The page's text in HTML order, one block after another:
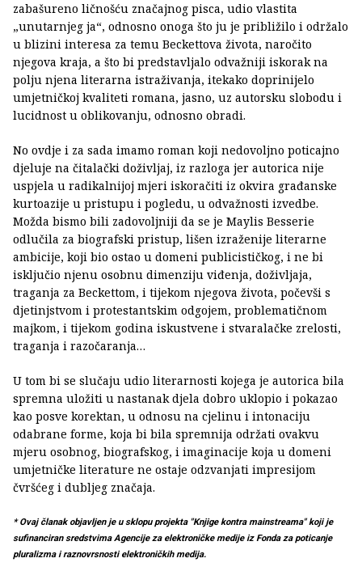
zabašureno ličnošću značajnog pisca, udio vlastita
„unutarnjeg ja“, odnosno onoga što ju je približilo i održalo
u blizini interesa za temu Beckettova života, naročito
njegova kraja, a što bi predstavljalo odvažniji iskorak na
polju njena literarna istraživanja, itekako doprinijelo
umjetničkoj kvaliteti romana, jasno, uz autorsku slobodu i
lucidnost u oblikovanju, odnosno obradi.
No ovdje i za sada imamo roman koji nedovoljno poticajno
djeluje na čitalački doživljaj, iz razloga jer autorica nije
uspjela u radikalnijoj mjeri iskoračiti iz okvira građanske
kurtoazije u pristupu i pogledu, u odvažnosti izvedbe.
Možda bismo bili zadovoljniji da se je Maylis Besserie
odlučila za biografski pristup, lišen izraženije literarne
ambicije, koji bio ostao u domeni publicističkog, i ne bi
isključio njenu osobnu dimenziju viđenja, doživljaja,
traganja za Beckettom, i tijekom njegova života, počevši s
djetinjstvom i protestantskim odgojem, problematičnom
majkom, i tijekom godina iskustvene i stvaralačke zrelosti,
traganja i razočaranja…
U tom bi se slučaju udio literarnosti kojega je autorica bila
spremna uložiti u nastanak djela dobro uklopio i pokazao
kao posve korektan, u odnosu na cjelinu i intonaciju
odabrane forme, koja bi bila spremnija održati ovakvu
mjeru osobnog, biografskog, i imaginacije koja u domeni
umjetničke literature ne ostaje odzvanjati impresijom
čvršćeg i dubljeg značaja.
* Ovaj članak objavljen je u sklopu projekta "Knjige kontra mainstreama" koji je
sufinanciran sredstvima Agencije za elektroničke medije iz Fonda za poticanje
pluralizma i raznovrsnosti elektroničkih medija.